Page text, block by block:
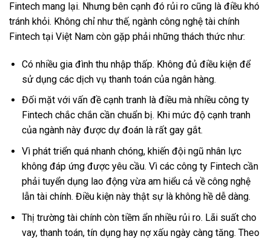
Fintech mang lại. Nhưng bên cạnh đó rủi ro cũng là điều khó
tránh khỏi. Không chỉ như thế, ngành công nghệ tài chính
Fintech tại Việt Nam còn gặp phải những thách thức như:
Có nhiều gia đình thu nhập thấp. Không đủ điều kiện để
sử dụng các dịch vụ thanh toán của ngân hàng.
Đối mặt với vấn đề cạnh tranh là điều mà nhiều công ty
Fintech chắc chắn cần chuẩn bị. Khi mức độ cạnh tranh
của ngành này được dự đoán là rất gay gắt.
Vì phát triển quá nhanh chóng, khiến đội ngũ nhân lực
không đáp ứng được yêu cầu. Vì các công ty Fintech cần
phải tuyển dụng lao động vừa am hiểu cả về công nghệ
lẫn tài chính. Điều kiện này thật sự là không hề dễ dàng.
Thị trường tài chính còn tiềm ẩn nhiều rủi ro. Lãi suất cho
vay, thanh toán, tín dụng hay nợ xấu ngày càng tăng. Theo